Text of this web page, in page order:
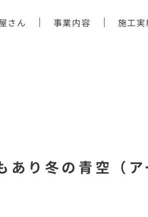
さん 事業内容 施工実
あり冬の青空（